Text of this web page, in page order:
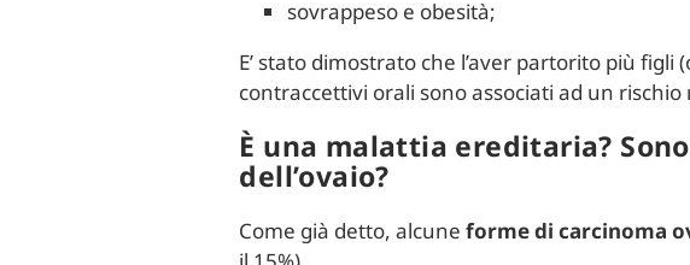
sovrappeso e obesità;
E’ stato dimostrato che l’aver partorito più
contraccettivi orali sono associati ad un
È una malattia ereditaria?
dell’ovaio?
Come già detto, alcuneforme di carcinoma